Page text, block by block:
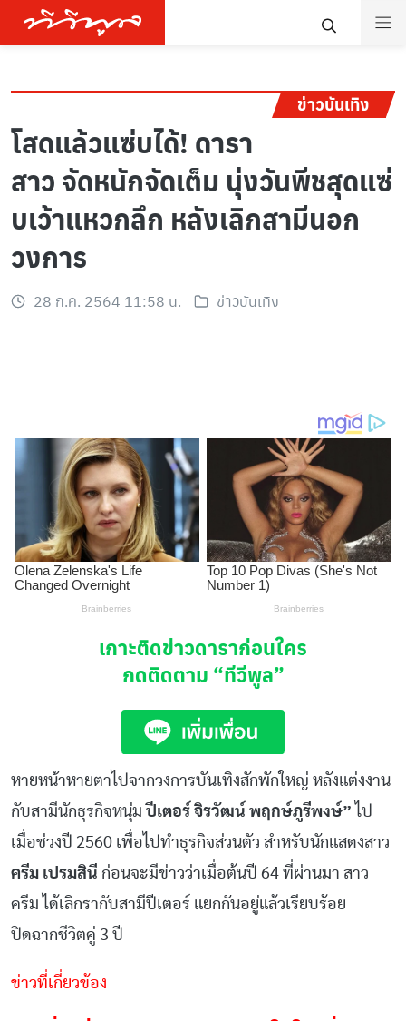
ข่าวบันเทิง
โสดแล้วแซ่บได้! ดารา
สาว จัดหนักจัดเต็ม นุ่งวันพีชสุดแซ่
บเว้าแหวกลึก หลังเลิกสามีนอก
วงการ
28 ก.ค. 2564 11:58 น. ข่าวบันเทิง
เกาะติดข่าวดาราก่อนใคร
กดติดตาม “ทีวีพูล”
หายหน้าหายตาไปจากวงการบันเทิงสักพักใหญ่ หลังแต่งงาน
กับสามีนักธุรกิจหนุ่ม ปีเตอร์ จิรวัฒน์ พฤกษ์ภูรีพงษ์” ไป
เมื่อช่วงปี 2560 เพื่อไปทำธุรกิจส่วนตัว สำหรับนักแสดงสาว
ครีม เปรมสินี ก่อนจะมีข่าวว่าเมื่อต้นปี 64 ที่ผ่านมา สาว
ครีม ได้เลิกรากับสามีปีเตอร์ แยกกันอยู่แล้วเรียบร้อย
ปิดฉากชีวิตคู่ 3 ปี
ข่าวที่เกี่ยวข้อง